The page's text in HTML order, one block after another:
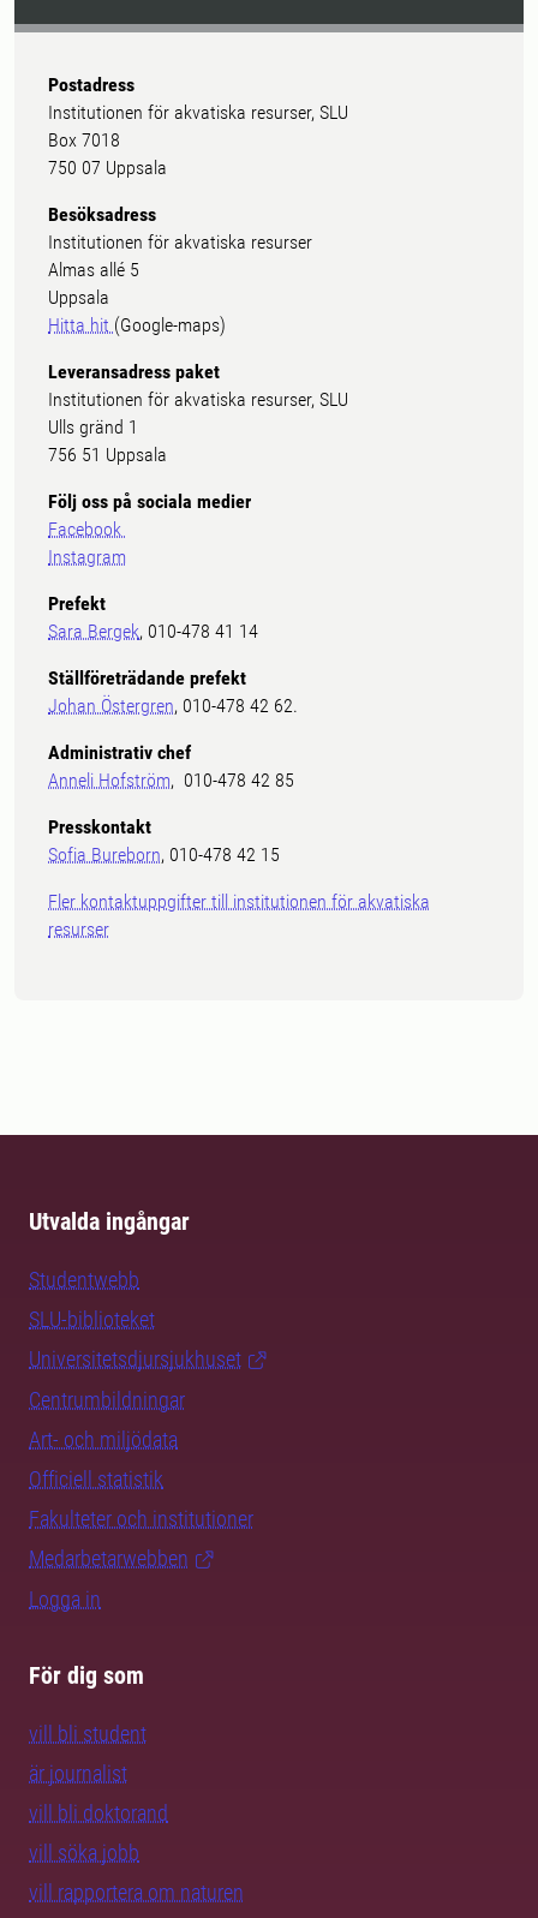
Postadress
Institutionen för akvatiska resurser, SLU
Box 7018
750 07 Uppsala
Besöksadress
Institutionen för akvatiska resurser
Almas allé 5
Uppsala
Hitta hit (Google-maps)
Leveransadress paket
Institutionen för akvatiska resurser, SLU
Ulls gränd 1
756 51 Uppsala
Följ oss på sociala medier
Facebook
Instagram
Prefekt
Sara Bergek, 010-478 41 14
Ställföreträdande prefekt
Johan Östergren, 010-478 42 62.
Administrativ chef
Anneli Hofström, 010-478 42 85
Presskontakt
Sofia Bureborn, 010-478 42 15
Fler kontaktuppgifter till institutionen för akvatiska
resurser
Utvalda ingångar
Studentwebb
SLU-biblioteket
Universitetsdjursjukhuset
Centrumbildningar
Art- och miljödata
Officiell statistik
Fakulteter och institutioner
Medarbetarwebben
Logga in
För dig som
vill bli student
är journalist
vill bli doktorand
vill söka jobb
vill rapportera om naturen